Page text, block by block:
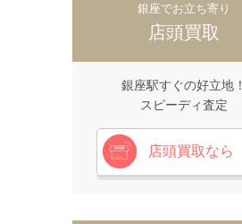
銀座でお立ち寄り
店頭買取
銀座駅すぐの好立地！
スピーディ査定
店頭買取なら